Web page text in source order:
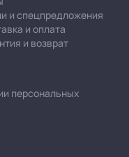
и спецпредложения
и оплата
и возврат
персональных